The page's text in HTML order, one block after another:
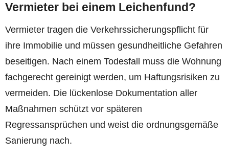
Vermieter bei einem Leichenfund?
Vermieter tragen die Verkehrssicherungspflicht für
ihre Immobilie und müssen gesundheitliche Gefahren
beseitigen. Nach einem Todesfall muss die Wohnung
fachgerecht gereinigt werden, um Haftungsrisiken zu
vermeiden. Die lückenlose Dokumentation aller
Maßnahmen schützt vor späteren
Regressansprüchen und weist die ordnungsgemäße
Sanierung nach.